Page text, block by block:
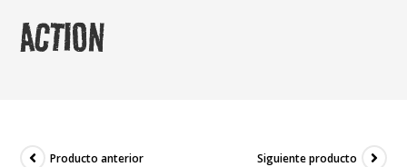
ACTION
Producto anterior Siguiente producto